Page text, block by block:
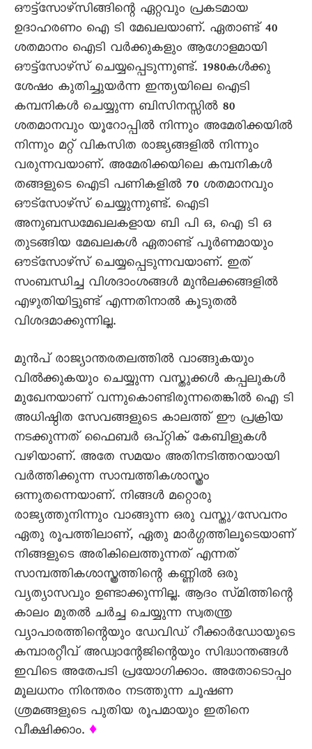
ഔട്ട്സോഴ്സിങ്ങിന്റെ ഏറ്റവും പ്രകടമായ
ഉദാഹരണം ഐ ടി മേഖലയാണ്. ഏതാണ്ട് 40
ശതമാനം ഐടി വർക്കുകളും ആഗോളമായി
ഔട്ട്സോഴ്സ് ചെയ്യപ്പെടുന്നുണ്ട്. 1980കൾക്കു
ശേഷം കുതിച്ചുയർന്ന ഇന്ത്യയിലെ ഐടി
കമ്പനികൾ ചെയ്യുന്ന ബിസിനസ്സിൽ 80
ശതമാനവും യൂറോപ്പിൽ നിന്നും അമേരിക്കയിൽ
നിന്നും മറ്റ് വികസിത രാജ്യങ്ങളിൽ നിന്നും
വരുന്നവയാണ്. അമേരിക്കയിലെ കമ്പനികൾ
തങ്ങളുടെ ഐടി പണികളിൽ 70 ശതമാനവും
ഔട്സോഴ്സ് ചെയ്യുന്നുണ്ട്. ഐടി
അനുബന്ധമേഖലകളായ ബി പി ഒ, ഐ ടി ഒ
തുടങ്ങിയ മേഖലകൾ ഏതാണ്ട് പൂർണമായും
ഔട്സോഴ്സ് ചെയ്യപ്പെടുന്നവയാണ്. ഇത്
സംബന്ധിച്ച വിശദാംശങ്ങൾ മുൻലക്കങ്ങളിൽ
എഴുതിയിട്ടുണ്ട് എന്നതിനാൽ കൂടുതൽ
വിശദമാക്കുന്നില്ല.
മുൻപ് രാജ്യാന്തരതലത്തിൽ വാങ്ങുകയും
വിൽക്കുകയും ചെയ്യുന്ന വസ്തുക്കൾ കപ്പലുകൾ
മുഖേനയാണ് വന്നുകൊണ്ടിരുന്നതെങ്കിൽ ഐ ടി
അധിഷ്ഠിത സേവങ്ങളുടെ കാലത്ത് ഈ പ്രക്രിയ
നടക്കുന്നത് ഫൈബർ ഒപ്റ്റിക് കേബിളുകൾ
വഴിയാണ്. അതേ സമയം അതിനടിത്തറയായി
വർത്തിക്കുന്ന സാമ്പത്തികശാസ്ത്രം
ഒന്നുതന്നെയാണ്. നിങ്ങൾ മറ്റൊരു
രാജ്യത്തുനിന്നും വാങ്ങുന്ന ഒരു വസ്തു/സേവനം
ഏതു രൂപത്തിലാണ്, ഏതു മാർഗ്ഗത്തിലൂടെയാണ്
നിങ്ങളുടെ അരികിലെത്തുന്നത് എന്നത്
സാമ്പത്തികശാസ്ത്രത്തിന്റെ കണ്ണിൽ ഒരു
വ്യത്യാസവും ഉണ്ടാക്കുന്നില്ല. ആദം സ്മിത്തിന്റെ
കാലം മുതൽ ചർച്ച ചെയ്യുന്ന സ്വതന്ത്ര
വ്യാപാരത്തിന്റെയും ഡേവിഡ് റീക്കാർഡോയുടെ
കമ്പാരറ്റീവ് അഡ്വാന്റേജിന്റെയും സിദ്ധാന്തങ്ങൾ
ഇവിടെ അതേപടി പ്രയോഗിക്കാം. അതോടൊപ്പം
മൂലധനം നിരന്തരം നടത്തുന്ന ചൂഷണ
ശ്രമങ്ങളുടെ പുതിയ രൂപമായും ഇതിനെ
വീക്ഷിക്കാം. ♦